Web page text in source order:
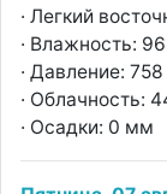
· Легкий
· Влажность:
· Давление:
· Облачность:
· Осадки: 0 мм